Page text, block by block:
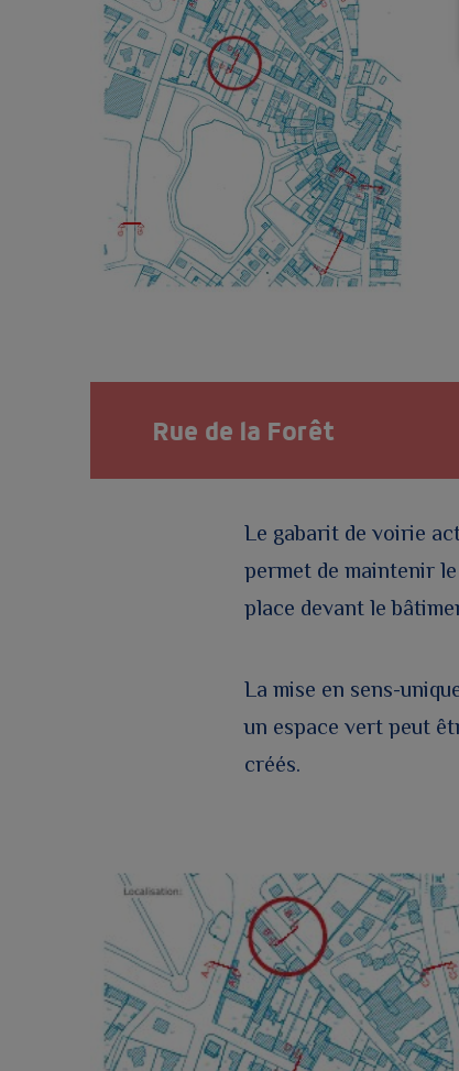
Rue de la Forêt
Le gabarit de voirie
permet de maintenir
place devant le
La mise en sens-
un espace vert peut
créés.